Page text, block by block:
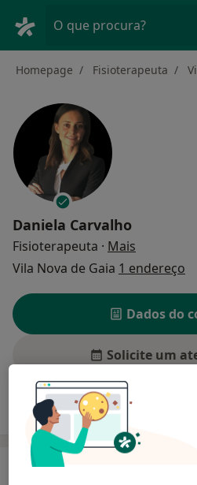
O que procura?
Homepage Fisioterapeuta
Daniela Carvalho
Fisioterapeuta · Mais
Vila Nova de Gaia 1 endereço
Dados do
Solicite um
Experiência Preços
Experiência